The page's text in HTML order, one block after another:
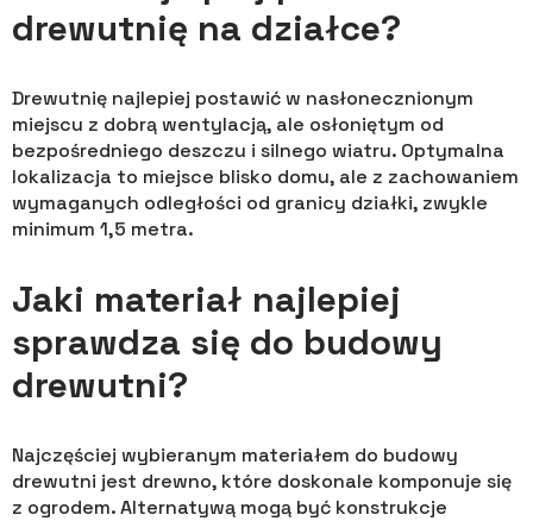
drewutnię na działce?
Drewutnię najlepiej postawić w nasłonecznionym
miejscu z dobrą wentylacją, ale osłoniętym od
bezpośredniego deszczu i silnego wiatru. Optymalna
lokalizacja to miejsce blisko domu, ale z zachowaniem
wymaganych odległości od granicy działki, zwykle
minimum 1,5 metra.
Jaki materiał najlepiej
sprawdza się do budowy
drewutni?
Najczęściej wybieranym materiałem do budowy
drewutni jest drewno, które doskonale komponuje się
z ogrodem. Alternatywą mogą być konstrukcje